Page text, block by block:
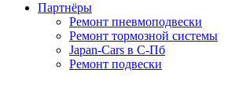
Партнёры
Ремонт пневмоподвески
Ремонт тормозной системы
Japan-Cars в С-Пб
Ремонт подвески